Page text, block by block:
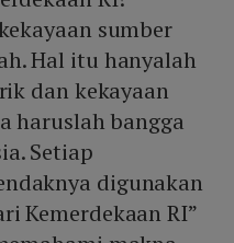
sumber
Hal itu hanyalah
dan kekayaan
haruslah bangga
Setiap
digunakan
Kemerdekaan RI”